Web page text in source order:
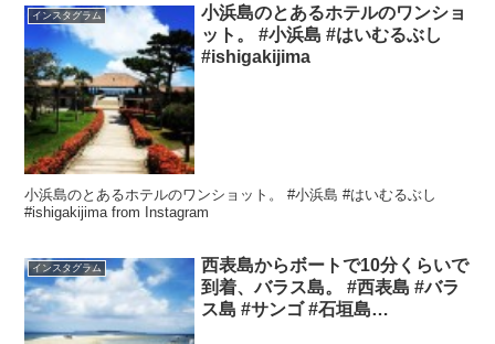
インスタグラム
小浜島のとあるホテルのワンショ
ット。 #小浜島 #はいむるぶし
#ishigakijima
小浜島のとあるホテルのワンショット。 #小浜島 #はいむるぶし
#ishigakijima from Instagram
インスタグラム
西表島からボートで10分くらいで
到着、バラス島。 #西表島 #バラ
ス島 #サンゴ #石垣島